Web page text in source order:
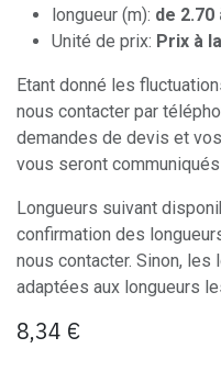
longueur (m): de 2.70
Unité de prix: Prix à
Etant donné les
nous contacter par
demandes de devis et
vous seront
Longueurs suivant
confirmation des
nous contacter. Sinon,
adaptées aux longueurs
8,34 €